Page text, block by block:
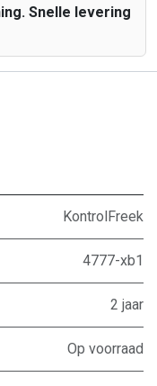
Snelle levering
KontrolFreek
4777-xb1
2 jaar
Op voorraad